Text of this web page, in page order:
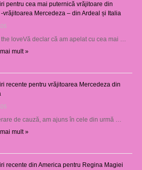
pentru cea mai puternică vrăjitoare din
-vrăjitoarea Mercedeza – din Ardeal și Italia
loveVă declar că am apelat cu cea mai …
mult »
recente pentru vrăjitoarea Mercedeza din
de cauză, am ajuns în cele din urmă …
mult »
recente din America pentru Regina Magiei